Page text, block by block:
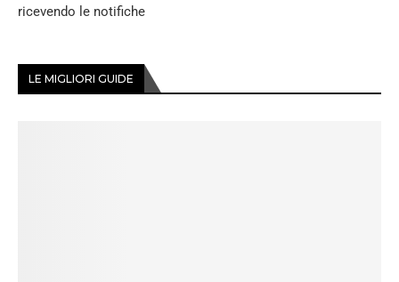
ricevendo le notifiche
LE MIGLIORI GUIDE